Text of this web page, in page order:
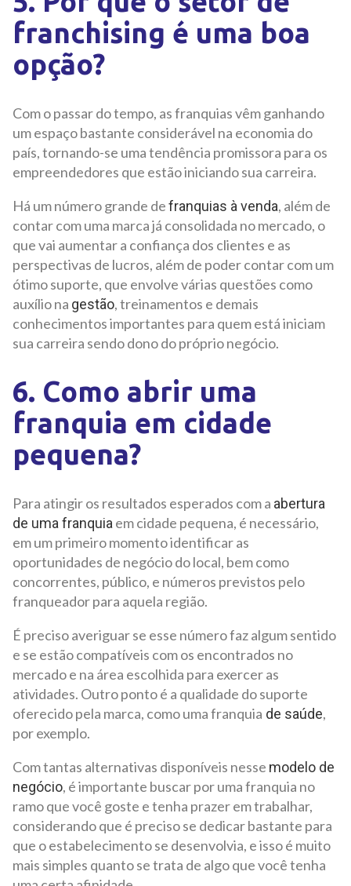
franchising é uma boa
opção?
Com o passar do tempo, as franquias vêm ganhando
um espaço bastante considerável na economia do
país, tornando-se uma tendência promissora para os
empreendedores que estão iniciando sua carreira.
Há um número grande defranquias à venda, além de
contar com uma marca já consolidada no mercado, o
que vai aumentar a confiança dos clientes e as
perspectivas de lucros, além de poder contar com um
ótimo suporte, que envolve várias questões como
auxílio na gestão, treinamentos e demais
conhecimentos importantes para quem está iniciam
sua carreira sendo dono do próprio negócio.
6. Como abrir uma
franquia em cidade
pequena?
Para atingir os resultados esperados com a abertura
de uma franquiaem cidade pequena, é necessário,
em um primeiro momento identificar as
oportunidades de negócio do local, bem como
concorrentes, público, e números previstos pelo
franqueador para aquela região.
É preciso averiguar se esse número faz algum sentido
e se estão compatíveis com os encontrados no
mercado e na área escolhida para exercer as
atividades. Outro ponto é a qualidade do suporte
oferecido pela marca, como uma franquia de saúde,
por exemplo.
Com tantas alternativas disponíveis nesse modelo de
negócio, é importante buscar por uma franquia no
ramo que você goste e tenha prazer em trabalhar,
considerando que é preciso se dedicar bastante para
que o estabelecimento se desenvolvia, e isso é muito
mais simples quanto se trata de algo que você tenha